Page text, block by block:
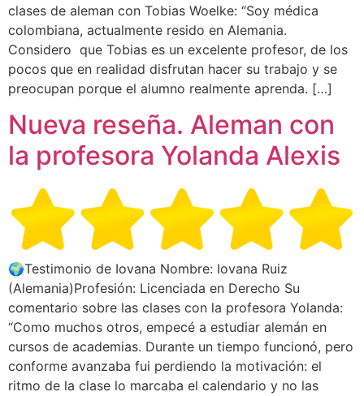
clases de aleman con Tobias Woelke: “Soy médica
colombiana, actualmente resido en Alemania.
Considero que Tobias es un excelente profesor, de los
pocos que en realidad disfrutan hacer su trabajo y se
preocupan porque el alumno realmente aprenda. […]
Nueva reseña. Aleman con
la profesora Yolanda Alexis
🌍Testimonio de Iovana Nombre: Iovana Ruiz
(Alemania)Profesión: Licenciada en Derecho Su
comentario sobre las clases con la profesora Yolanda:
“Como muchos otros, empecé a estudiar alemán en
cursos de academias. Durante un tiempo funcionó, pero
conforme avanzaba fui perdiendo la motivación: el
ritmo de la clase lo marcaba el calendario y no las